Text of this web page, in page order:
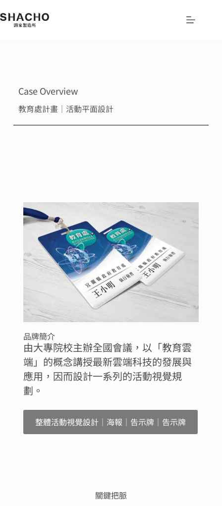
Case Overview
教育處計畫｜活動平面設計
品牌簡介
由大專院校主辦全國會議，以「教育雲
端」的概念講授最新雲端科技的發展與
應用，因而設計一系列的活動視覺規
劃。
整體活動視覺設計｜海報｜告示牌｜告示牌
關鍵把脈